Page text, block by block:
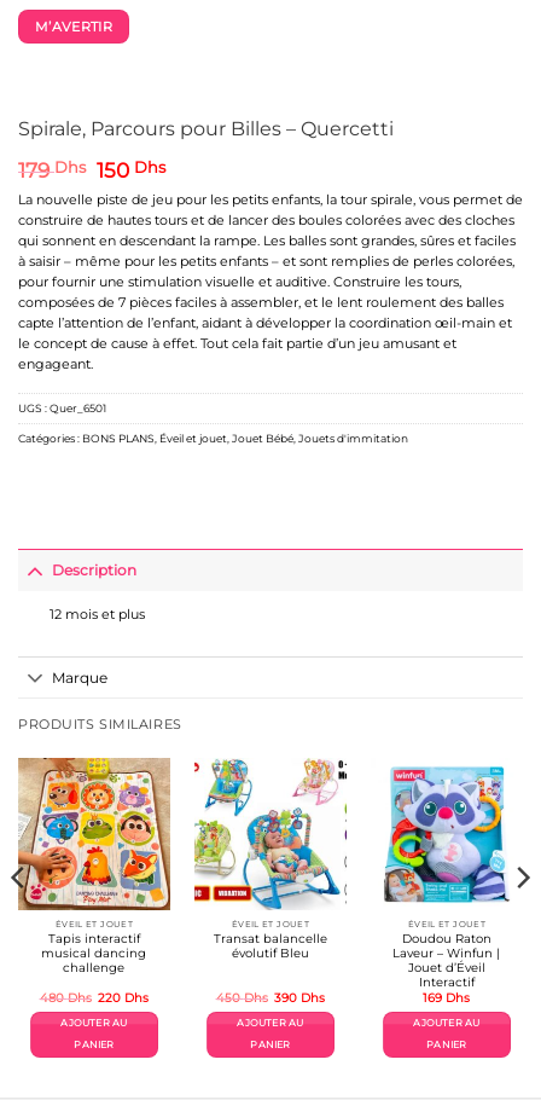
Spirale, Parcours pour Billes – Quercetti
179Dhs Le
prix
initial
était :
179 Dhs.
150 DhsLe
actuel
est :
150 Dhs.
La nouvelle piste de jeu pour les petits enfants, la tour spirale, vous permet de
construire de hautes tours et de lancer des boules colorées avec des cloches
qui sonnent en descendant la rampe. Les balles sont grandes, sûres et faciles
à saisir – même pour les petits enfants – et sont remplies de perles colorées,
pour fournir une stimulation visuelle et auditive. Construire les tours,
composées de 7 pièces faciles à assembler, et le lent roulement des balles
capte l’attention de l’enfant, aidant à développer la coordination œil-main et
le concept de cause à effet. Tout cela fait partie d’un jeu amusant et
engageant.
M’AVERTIR
UGS :Quer_6501
Catégories : BONS PLANS Éveil et jouet Jouet Bébé Jouets d'immitation
Description
12 mois et plus
Marque
PRODUITS SIMILAIRES
ÉVEIL ET JOUET
Tapis interactif
musical dancing
challenge
480Dhs Le
initial
était :
480 Dhs.
220 DhsLe
actuel
AJOUTER AU
PANIER
ÉVEIL ET JOUET
Transat balancelle
évolutif Bleu
450Dhs Le
initial
était :
450 Dhs.
390 DhsLe
actuel
AJOUTER AU
PANIER
ÉVEIL ET JOUET
Doudou Raton
Laveur – Winfun |
Jouet d’Éveil
Interactif
169 Dhs
AJOUTER AU
PANIER